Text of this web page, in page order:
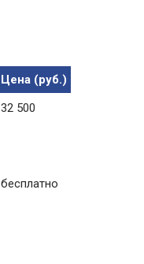
Цена (руб.)
32 500
бесплатно